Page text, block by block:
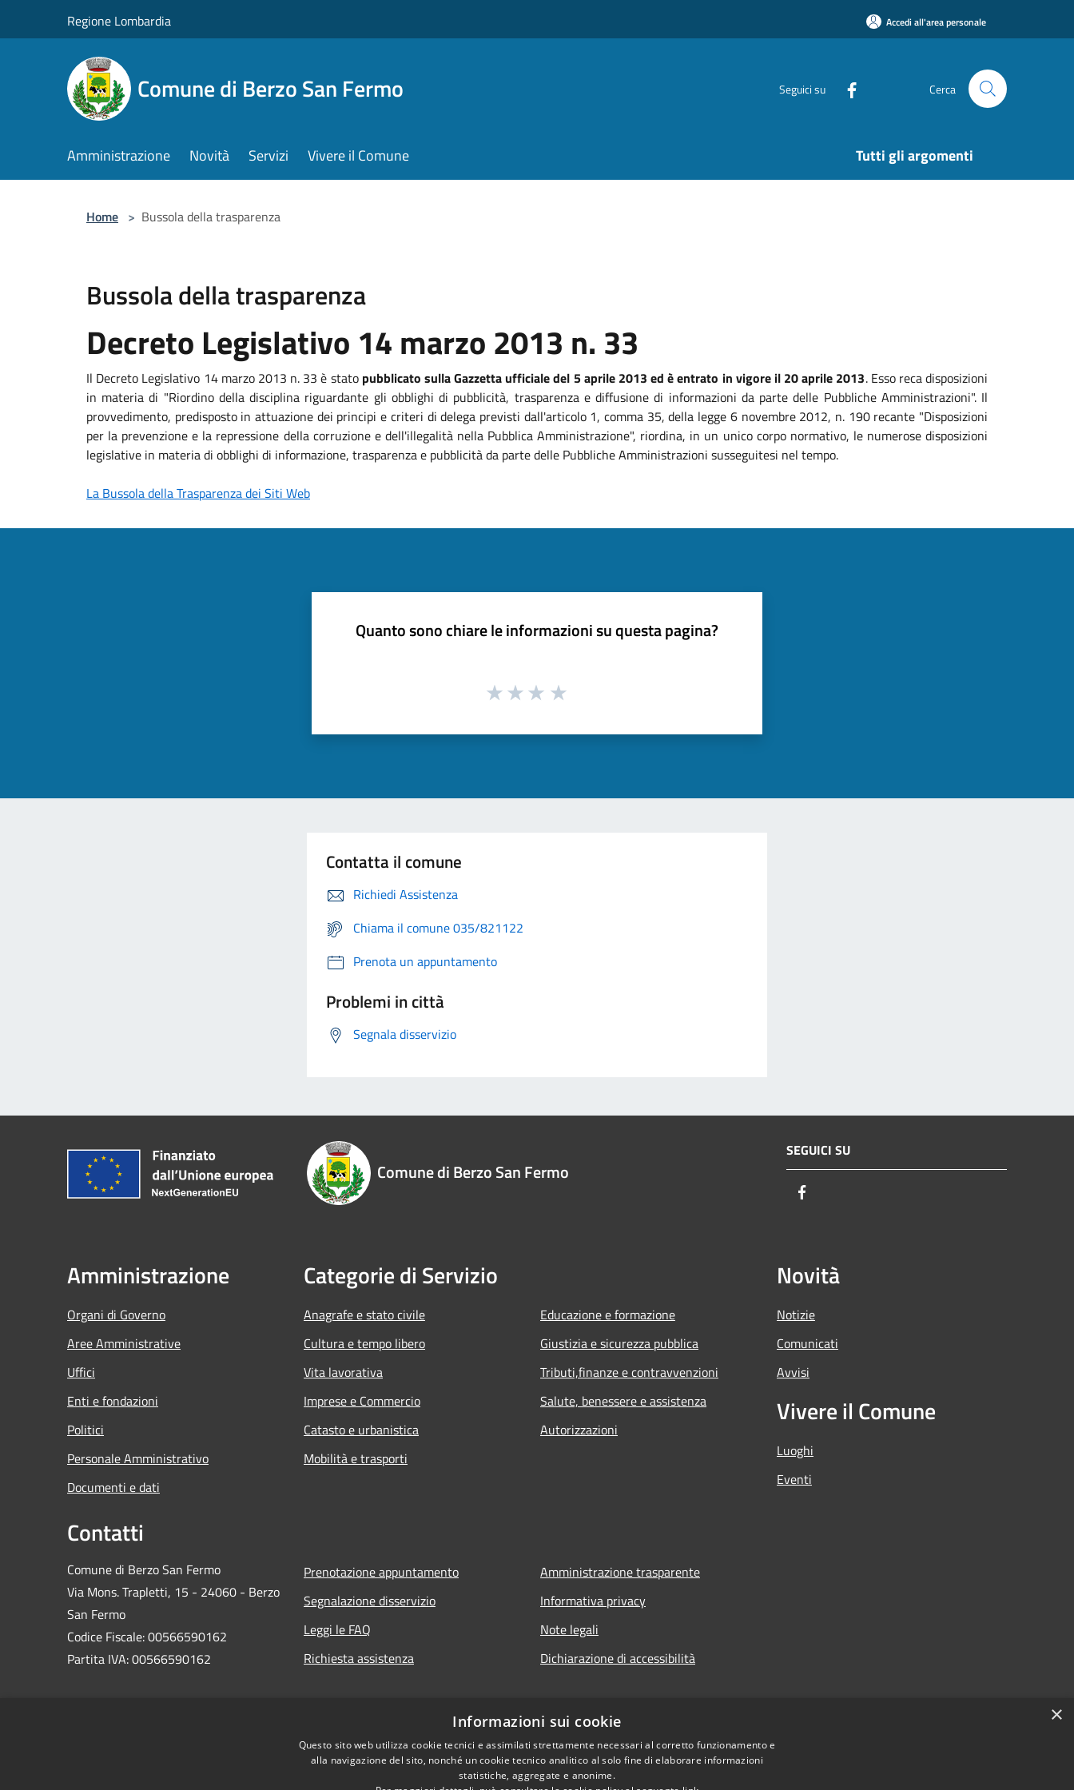
Regione Lombardia Accedi all'area personale
Comune di Berzo San Fermo Seguici su Cerca
Amministrazione Novità Servizi Vivere il Comune Tutti gli argomenti
Home > Bussola della trasparenza
Bussola della trasparenza
Decreto Legislativo 14 marzo 2013 n. 33
Il Decreto Legislativo 14 marzo 2013 n. 33 è stato pubblicato sulla Gazzetta ufficiale del 5 aprile 2013 ed è entrato in vigore il 20 aprile 2013. Esso reca disposizioni
in materia di "Riordino della disciplina riguardante gli obblighi di pubblicità, trasparenza e diffusione di informazioni da parte delle Pubbliche Amministrazioni". Il
provvedimento, predisposto in attuazione dei principi e criteri di delega previsti dall'articolo 1, comma 35, della legge 6 novembre 2012, n. 190 recante "Disposizioni
per la prevenzione e la repressione della corruzione e dell'illegalità nella Pubblica Amministrazione", riordina, in un unico corpo normativo, le numerose disposizioni
legislative in materia di obblighi di informazione, trasparenza e pubblicità da parte delle Pubbliche Amministrazioni susseguitesi nel tempo.
La Bussola della Trasparenza dei Siti Web
Quanto sono chiare le informazioni su questa pagina?
Contatta il comune
Richiedi Assistenza
Chiama il comune 035/821122
Prenota un appuntamento
Problemi in città
Segnala disservizio
Comune di Berzo San Fermo
SEGUICI SU
Amministrazione
Organi di Governo
Aree Amministrative
Uffici
Enti e fondazioni
Politici
Personale Amministrativo
Documenti e dati
Categorie di Servizio
Anagrafe e stato civile
Cultura e tempo libero
Vita lavorativa
Imprese e Commercio
Catasto e urbanistica
Mobilità e trasporti
Educazione e formazione
Giustizia e sicurezza pubblica
Tributi,finanze e contravvenzioni
Salute, benessere e assistenza
Autorizzazioni
Novità
Notizie
Comunicati
Avvisi
Vivere il Comune
Luoghi
Eventi
Contatti
Comune di Berzo San Fermo
Via Mons. Trapletti, 15 - 24060 - Berzo
San Fermo
Codice Fiscale: 00566590162
Partita IVA: 00566590162
Prenotazione appuntamento
Segnalazione disservizio
Leggi le FAQ
Richiesta assistenza
Amministrazione trasparente
Informativa privacy
Note legali
Dichiarazione di accessibilità
×
Informazioni sui cookie
Questo sito web utilizza cookie tecnici e assimilati strettamente necessari al corretto funzionamento e
alla navigazione del sito, nonché un cookie tecnico analitico al solo fine di elaborare informazioni
statistiche, aggregate e anonime.